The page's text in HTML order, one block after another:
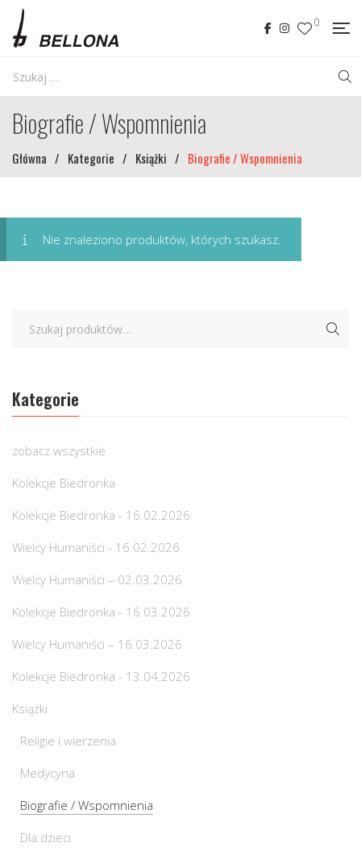
0
Biografie / Wspomnienia
Główna / Kategorie / Książki / Biografie / Wspomnienia
Nie znaleziono produktów, których szukasz.
Kategorie
zobacz wszystkie
Kolekcje Biedronka
Kolekcje Biedronka - 16.02.2026
Wielcy Humaniści - 16.02.2026
Wielcy Humaniści – 02.03.2026
Kolekcje Biedronka - 16.03.2026
Wielcy Humaniści – 16.03.2026
Kolekcje Biedronka - 13.04.2026
Książki
Religie i wierzenia
Medycyna
Biografie / Wspomnienia
Dla dzieci